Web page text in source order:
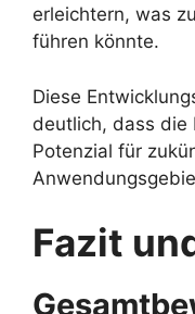
erleichtern, was
führen könnte.
Diese
deutlich, dass die
Potenzial für
Fazit